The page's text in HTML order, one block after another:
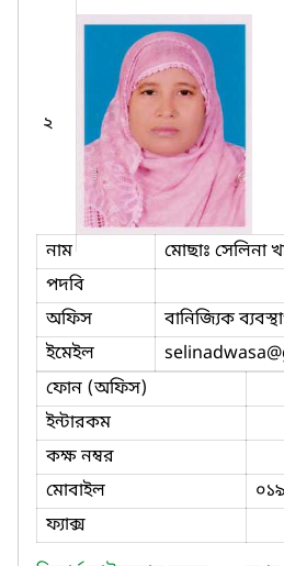
২
নাম
মোছাঃ সেলিনা
পদবি
অফিস
বানিজ্যিক
ইমেইল
selinadwasa
ফোন (অফিস)
ইন্টারকম
কক্ষ নম্বর
মোবাইল
ফ্যাক্স